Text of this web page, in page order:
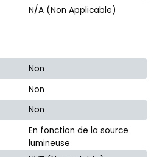
N/A (Non Applicable)
Non
Non
Non
En fonction de la source
lumineuse